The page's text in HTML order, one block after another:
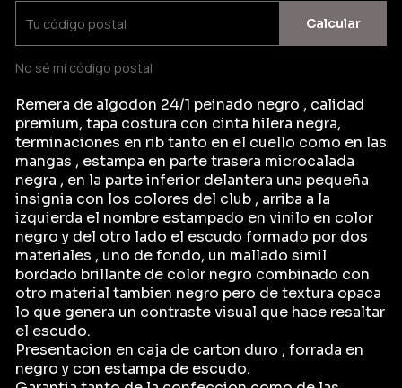
Calcular
No sé mi código postal
Remera de algodon 24/1 peinado negro , calidad
premium, tapa costura con cinta hilera negra,
terminaciones en rib tanto en el cuello como en las
mangas , estampa en parte trasera microcalada
negra , en la parte inferior delantera una pequeña
insignia con los colores del club , arriba a la
izquierda el nombre estampado en vinilo en color
negro y del otro lado el escudo formado por dos
materiales , uno de fondo, un mallado simil
bordado brillante de color negro combinado con
otro material tambien negro pero de textura opaca
lo que genera un contraste visual que hace resaltar
el escudo.
Presentacion en caja de carton duro , forrada en
negro y con estampa de escudo.